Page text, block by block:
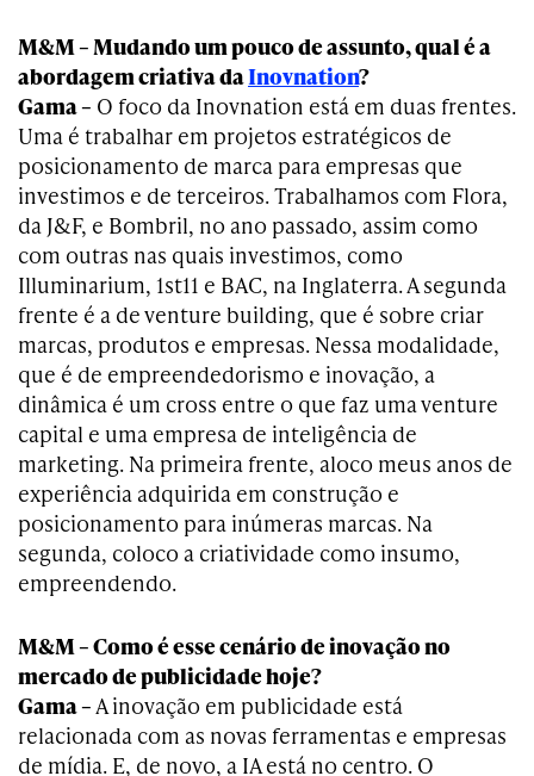
M&M – Mudando um pouco de assunto, qual é a
abordagem criativa daInovnation?
Gama – O foco da Inovnation está em duas frentes.
Uma é trabalhar em projetos estratégicos de
posicionamento de marca para empresas que
investimos e de terceiros. Trabalhamos com Flora,
da J&F, e Bombril, no ano passado, assim como
com outras nas quais investimos, como
Illuminarium, 1st11 e BAC, na Inglaterra. A segunda
frente é a de venture building, que é sobre criar
marcas, produtos e empresas. Nessa modalidade,
que é de empreendedorismo e inovação, a
dinâmica é um cross entre o que faz uma venture
capital e uma empresa de inteligência de
marketing. Na primeira frente, aloco meus anos de
experiência adquirida em construção e
posicionamento para inúmeras marcas. Na
segunda, coloco a criatividade como insumo,
empreendendo.
M&M – Como é esse cenário de inovação no
mercado de publicidade hoje?
Gama –A inovação em publicidade está
relacionada com as novas ferramentas e empresas
de mídia. E, de novo, a IA está no centro. O